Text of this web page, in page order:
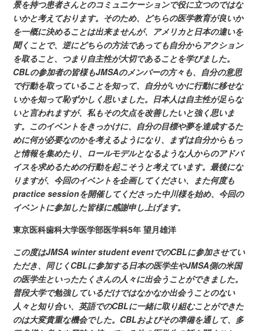
景を持つ患者さんとのコミュニケーションで役に立つのではな
いかと考えております。そのため、どちらの医学教育が良いか
を一概に決めることは出来ませんが、アメリカと日本の違いを
聞くことで、逆にどちらの方法であっても自分からアクション
を取ること、つまり自主性が大切であることを学びました。
CBLの参加者の皆様もJMSAのメンバーの方々も、自分の意思
で行動を取っていることを知って、自分がいかに行動に移せな
いかを知って恥ずかしく思いました。日本人は自主性が足らな
いと言われますが、私もその欠点を改善したいと強く思いま
す。このイベントをきっかけに、自分の目標や夢を達成するた
めに何が必要なのかを考えるようになり、まずは自分からもっ
と情報を集めたり、ロールモデルとなるような人からのアドバ
イスを求めるための行動を起こそうと考えています。最後にな
りますが、今回のイベントを企画してください、また何度も
practice sessionを開催してくださった中川様を始め、今回の
イベントに参加した皆様に感謝申し上げます。
東京医科歯科大学医学部医学科5年 望月雄洋
この度はJMSA winter student eventでのCBLに参加させてい
ただき、同じくCBLに参加する日本の医学生やJMSA側の米国
の医学生といったたくさんの人々に出会うことができました。
普段大学で勉強しているだけではなかなか出会うことのない
人々と知り合い、英語でのCBLに一緒に取り組むことができた
のは大変貴重な機会でした。CBLおよびその準備を通して、多